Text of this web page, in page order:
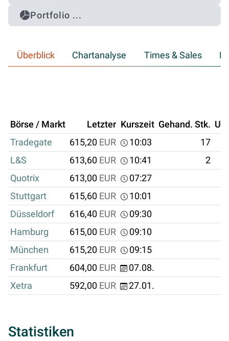
Portfolio ...
Überblick Chartanalyse Times & Sales
Börse / Markt Letzter Kurszeit Gehand. Stk.
Tradegate
615,20 EUR 10:03 17
L&S
613,60 EUR 10:41
2
Quotrix
613,00 EUR
07:27
Stuttgart
615,60 EUR
10:01
Düsseldorf
616,40 EUR
09:30
Hamburg
615,00 EUR
09:10
München
615,20 EUR
09:15
Frankfurt
604,00 EUR
07.08.
Xetra
592,00 EUR 27.01.
Statistiken